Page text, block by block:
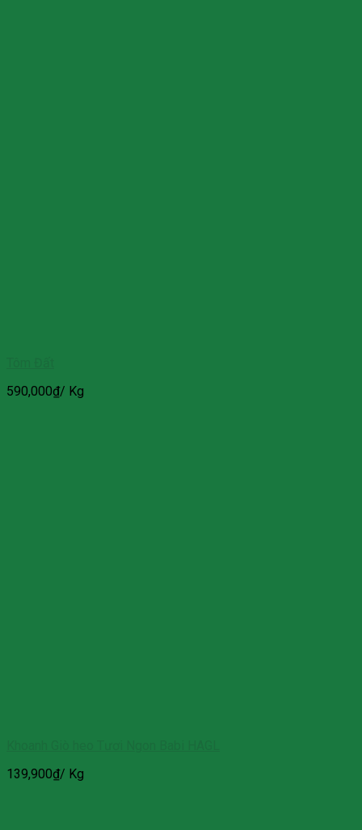
590,000₫/ Kg
139,900₫/ Kg